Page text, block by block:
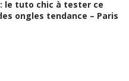
le tuto chic à tester ce
ongles tendance – Paris